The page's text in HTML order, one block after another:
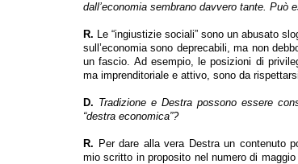
dall’economia sembrano davvero tante. Può
R. Le “ingiustizie sociali” sono un abusato
sull’economia sono deprecabili, ma non
un fascio. Ad esempio, le posizioni di
ma imprenditoriale e attivo, sono da
D. Tradizione e Destra possono essere
“destra economica”?
R. Per dare alla vera Destra un contenuto
mio scritto in proposito nel numero di